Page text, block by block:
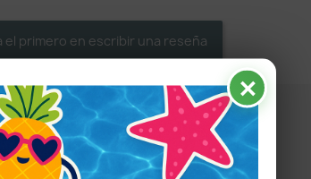
el primero en escribir una reseña
✕